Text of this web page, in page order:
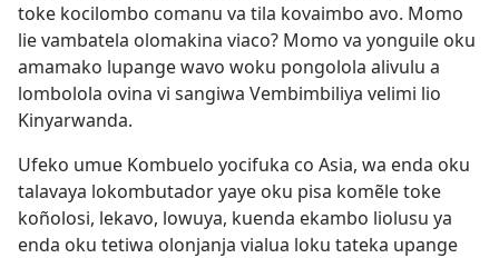
toke kocilombo comanu va tila kovaimbo avo. Momo
lie vambatela olomakina viaco? Momo va yonguile oku
amamako lupange wavo woku pongolola alivulu a
lombolola ovina vi sangiwa Vembimbiliya velimi lio
Kinyarwanda.
Ufeko umue Kombuelo yocifuka co Asia, wa enda oku
talavaya lokombutador yaye oku pisa komẽle toke
koñolosi, lekavo, lowuya, kuenda ekambo liolusu ya
enda oku tetiwa olonjanja vialua loku tateka upange